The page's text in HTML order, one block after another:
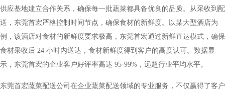
供应基地建立合作关系，确保每一批蔬菜都具备优良的品质。从采收到配
送，东莞首宏严格控制时间节点，确保食材的新鲜度。以某大型酒店为
例，该酒店对食材的新鲜度要求极高，东莞首宏通过新鲜直达模式，确保
食材采收后 24 小时内送达，食材新鲜度得到客户的高度认可。数据显
示，东莞首宏的企业客户好评率高达 95-99%，远超行业平均水平。
东莞首宏蔬菜配送公司在企业蔬菜配送领域的专业服务，不仅赢得了客户